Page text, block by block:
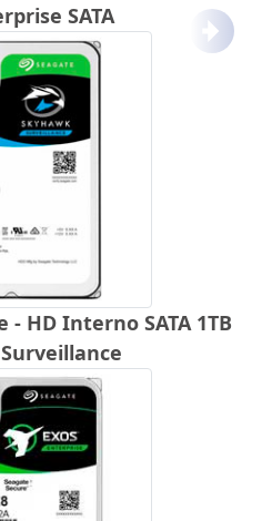
SATA
- HD Interno SATA 1TB